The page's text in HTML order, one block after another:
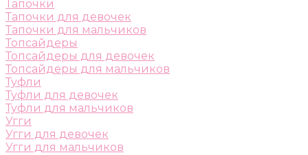
Тапочки
Тапочки для девочек
Тапочки для мальчиков
Топсайдеры
Топсайдеры для девочек
Топсайдеры для мальчиков
Туфли
Туфли для девочек
Туфли для мальчиков
Угги
Угги для девочек
Угги для мальчиков